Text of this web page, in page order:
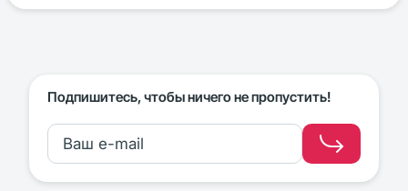
Подпишитесь, чтобы ничего не пропустить!